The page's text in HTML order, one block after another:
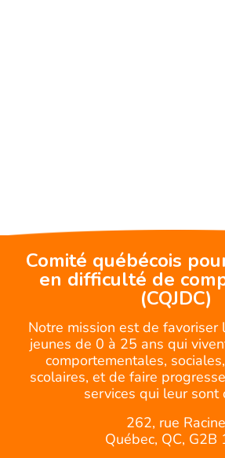
Comité québécois
en difficulté de
(CQJDC)
Notre mission est de
jeunes de 0 à 25 ans qui
comportementales,
scolaires, et de faire
services qui leur sont
262, rue Racine
Québec, QC, G2B